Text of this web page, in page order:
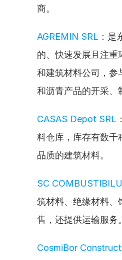
商。
AGREMIN SRL ：是
的、快速发展且注重
和建筑材料公司，参
和沥青产品的开采、
CASAS Depot SRL
料仓库，库存有数千
品质的建筑材料。
SC
筑材料、绝缘材料、
售，还提供运输服务。
CosmiBor